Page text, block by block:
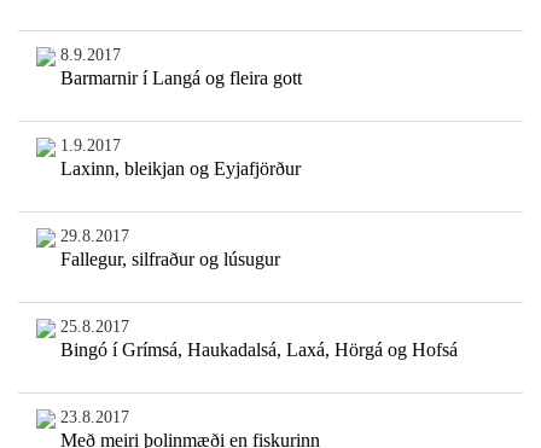
8.9.2017
Barmarnir í Langá og fleira gott
1.9.2017
Laxinn, bleikjan og Eyjafjörður
29.8.2017
Fallegur, silfraður og lúsugur
25.8.2017
Bingó í Grímsá, Haukadalsá, Laxá, Hörgá og Hofsá
23.8.2017
Með meiri þolinmæði en fiskurinn